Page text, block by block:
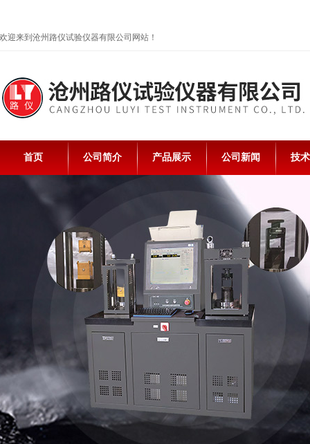
欢迎来到沧州路仪试验仪器有限公司网站！
首页 公司简介 产品展示 公司新闻 技